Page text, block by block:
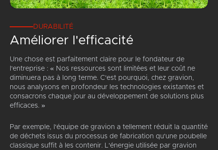
DURABILITÉ
Améliorer l'efficacité
Une chose est parfaitement claire pour le fondateur de
l'entreprise : « Nos ressources sont limitées et leur coût ne
diminuera pas à long terme. C'est pourquoi, chez gravion,
nous analysons en profondeur les technologies existantes et
consacrons chaque jour au développement de solutions plus
efficaces. »
Par exemple, l'équipe de gravion a tellement réduit la quantité
de déchets issus du processus de fabrication qu'une poubelle
classique suffit à les contenir. L'énergie utilisée par gravion